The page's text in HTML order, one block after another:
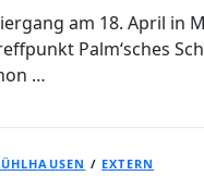
am 18. April in
Palm‘sches
…
/ EXTERN